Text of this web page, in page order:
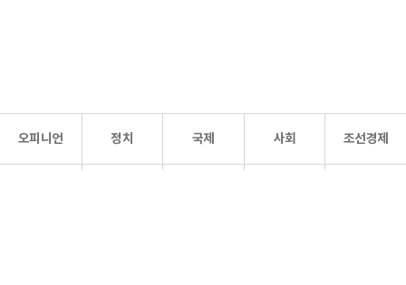
오피니언 정치 국제 사회 조선경제